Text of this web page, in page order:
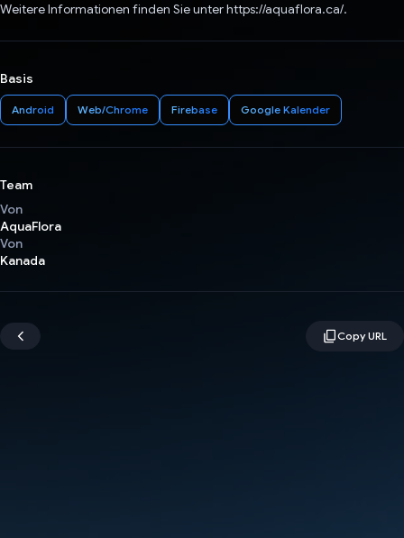
Weitere Informationen finden Sie unter https://aquaflora.ca/.
Basis
Android Web/Chrome Firebase Google Kalender
Team
Von
AquaFlora
Von
Kanada